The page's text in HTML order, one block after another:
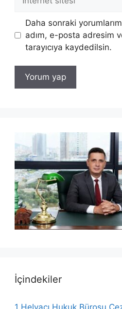
sitesi
Daha sonraki
adım, e-posta adresim
tarayıcıya kaydedilsin.
İçindekiler
1 Helvacı Hukuk Bürosu